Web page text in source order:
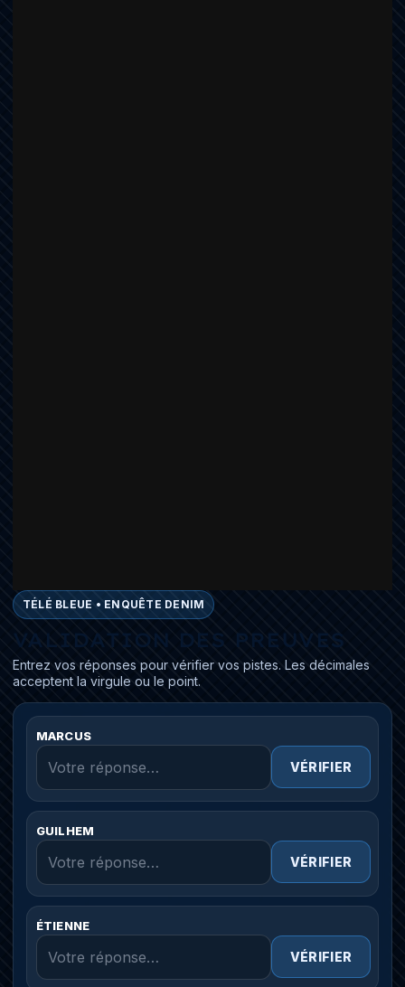
TÉLÉ BLEUE • ENQUÊTE DENIM
VALIDATION DES PREUVES
Entrez vos réponses pour vérifier vos pistes. Les décimales
acceptent la virgule ou le point.
MARCUS
VÉRIFIER
GUILHEM
VÉRIFIER
ÉTIENNE
VÉRIFIER